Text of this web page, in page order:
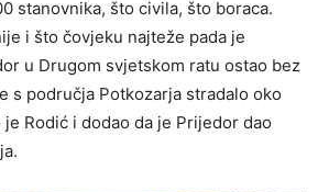
stanovnika, što civila, što boraca.
i što čovjeku najteže pada je
u Drugom svjetskom ratu ostao bez
s područja Potkozarja stradalo oko
Rodić i dodao da je Prijedor dao